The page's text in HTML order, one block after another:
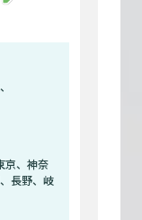
京、神奈
長野、岐